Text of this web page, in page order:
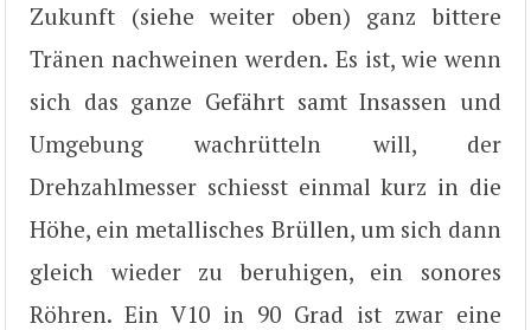
Zukunft (siehe weiter oben) ganz bittere
Tränen nachweinen werden. Es ist, wie wenn
sich das ganze Gefährt samt Insassen und
Umgebung wachrütteln will, der
Drehzahlmesser schiesst einmal kurz in die
Höhe, ein metallisches Brüllen, um sich dann
gleich wieder zu beruhigen, ein sonores
Röhren. Ein V10 in 90 Grad ist zwar eine